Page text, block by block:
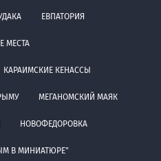
ЕВПАТОРИЯ
МЕСТА
КАРАИМСКИЕ КЕНАССЫ
МЕГАНОМСКИЙ МАЯК
НОВОФЕДОРОВКА
В МИНИАТЮРЕ"